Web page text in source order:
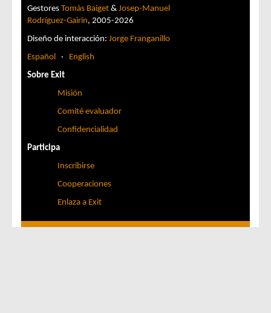
Gestores Tomàs Baiget & Josep-Manuel
Rodríguez-Gairín, 2005-2026
Diseño de interacción: Jorge Franganillo
Español · English
Sobre Exit
Misión
Comité evaluador
Confidencialidad
Participa
Inscribirse
Cooperaciones
Enlaza a Exit